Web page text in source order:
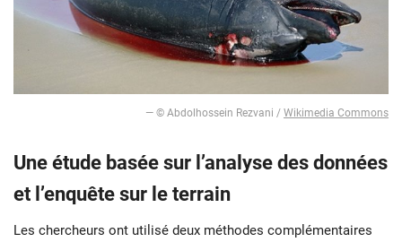
— © Abdolhossein Rezvani / Wikimedia Commons
Une étude basée sur l’analyse des données
et l’enquête sur le terrain
Les chercheurs ont utilisé deux méthodes complémentaires